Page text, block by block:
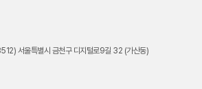
서울특별시 금천구 디지털로9길 32 (가산동)